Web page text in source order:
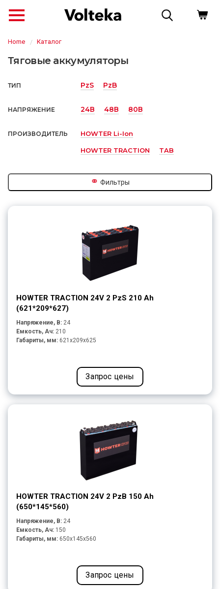
Home Каталог
Тяговые аккумуляторы
ТИП PzS PzB
НАПРЯЖЕНИЕ 24В 48В 80В
ПРОИЗВОДИТЕЛЬ HOWTER Li-Ion
HOWTER TRACTION TAB
⚭ Фильтры
HOWTER TRACTION 24V 2 PzS 210 Ah
(621*209*627)
Напряжение, В: 24
Емкость, Ач: 210
Габариты, мм: 621x209x625
Запрос цены
HOWTER TRACTION 24V 2 PzB 150 Ah
(650*145*560)
Напряжение, В: 24
Емкость, Ач: 150
Габариты, мм: 650x145x560
Запрос цены